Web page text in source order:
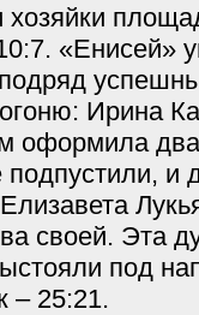
хозяйки
«Енисей»
Ирина
оформила
подпустили,
своей. Эта
под
– 25:21.